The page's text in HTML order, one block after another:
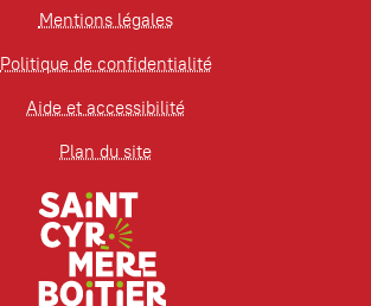
Mentions légales
Politique de confidentialité
Aide et accessibilité
Plan du site